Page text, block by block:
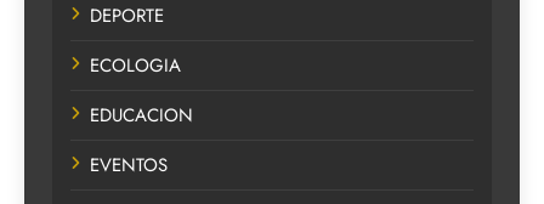
DEPORTE
ECOLOGIA
EDUCACION
EVENTOS